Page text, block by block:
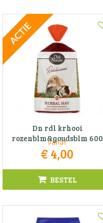
Dn rdl krhooi
rozenblm&goudsblm 600
vanaf
€ 4,00
BESTEL